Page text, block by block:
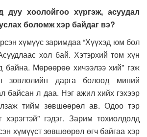
дуу хоолойгоо хүргэж, асуудал
боломж хэр байдаг вэ?
хүмүүс заримдаа “Хүүхэд юм бол
хол бай. Хэтэрхий том хүн
байна. Мөрөөрөө хичээлээ хий” гэж
зөвлөлийн дарга болоод миний
байсан л даа. Нэг ажил хийх гэхээр
тийм зөвшөөрөл ав. Одоо тэр
гэдэг. Зарим тохиолдолд
хүмүүст зөвшөөрөл өгч байгаа хэр